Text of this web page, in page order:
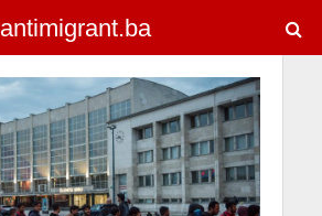
antimigrant.ba